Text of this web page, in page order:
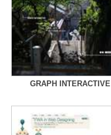
GRAPH INTERACTIVE